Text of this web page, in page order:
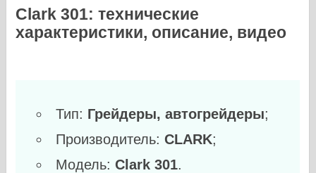
Clark 301: технические
характеристики, описание, видео
Тип: Грейдеры, автогрейдеры;
Производитель:CLARK;
Модель:Clark 301.